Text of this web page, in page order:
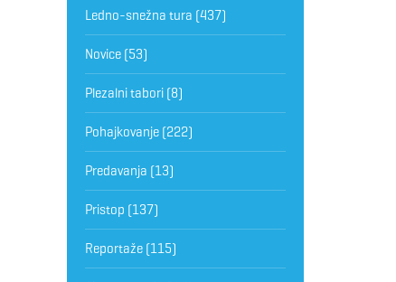
Ledno-snežna tura (437)
Novice(53)
Plezalni tabori(8)
Pohajkovanje(222)
Predavanja (13)
Pristop (137)
Reportaže(115)